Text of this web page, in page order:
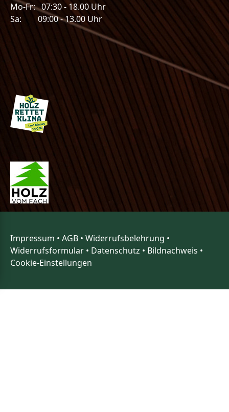
Mo-Fr: 07:30 - 18.00 Uhr
Sa: 09:00 - 13.00 Uhr
Impressum • AGB • Widerrufsbelehrung •
Widerrufsformular • Datenschutz • Bildnachweis •
Cookie-Einstellungen